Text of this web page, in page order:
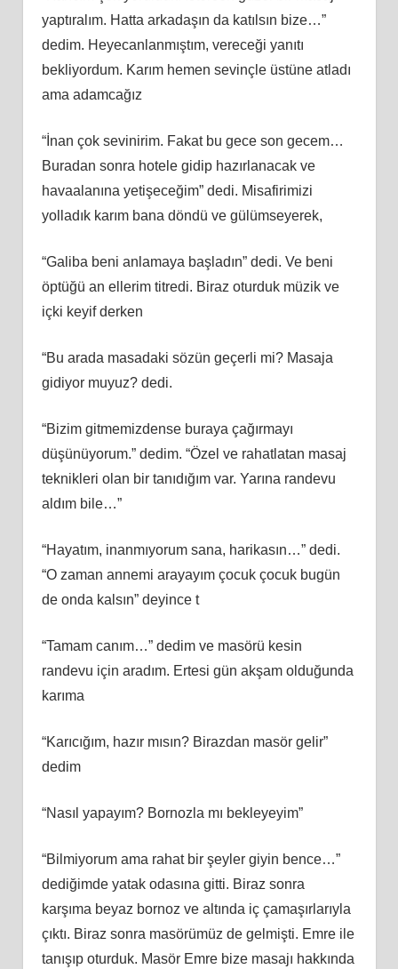
yaptıralım. Hatta arkadaşın da katılsın bize…”
dedim. Heyecanlanmıştım, vereceği yanıtı
bekliyordum. Karım hemen sevinçle üstüne atladı
ama adamcağız
“İnan çok sevinirim. Fakat bu gece son gecem…
Buradan sonra hotele gidip hazırlanacak ve
havaalanına yetişeceğim” dedi. Misafirimizi
yolladık karım bana döndü ve gülümseyerek,
“Galiba beni anlamaya başladın” dedi. Ve beni
öptüğü an ellerim titredi. Biraz oturduk müzik ve
içki keyif derken
“Bu arada masadaki sözün geçerli mi? Masaja
gidiyor muyuz? dedi.
“Bizim gitmemizdense buraya çağırmayı
düşünüyorum.” dedim. “Özel ve rahatlatan masaj
teknikleri olan bir tanıdığım var. Yarına randevu
aldım bile…”
“Hayatım, inanmıyorum sana, harikasın…” dedi.
“O zaman annemi arayayım çocuk çocuk bugün
de onda kalsın” deyince t
“Tamam canım…” dedim ve masörü kesin
randevu için aradım. Ertesi gün akşam olduğunda
karıma
“Karıcığım, hazır mısın? Birazdan masör gelir”
dedim
“Nasıl yapayım? Bornozla mı bekleyeyim”
“Bilmiyorum ama rahat bir şeyler giyin bence…”
dediğimde yatak odasına gitti. Biraz sonra
karşıma beyaz bornoz ve altında iç çamaşırlarıyla
çıktı. Biraz sonra masörümüz de gelmişti. Emre ile
tanışıp oturduk. Masör Emre bize masajı hakkında